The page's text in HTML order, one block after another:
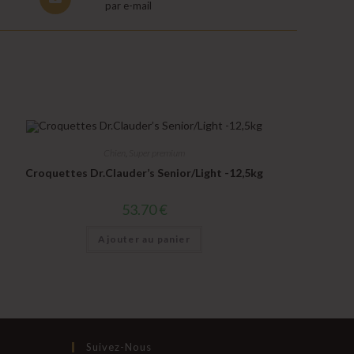
in
par e-mail
Croquettes Dr.Clauder’s Senior/Light -12,5kg
53.70€
Ajouter au panier
Suivez-Nous